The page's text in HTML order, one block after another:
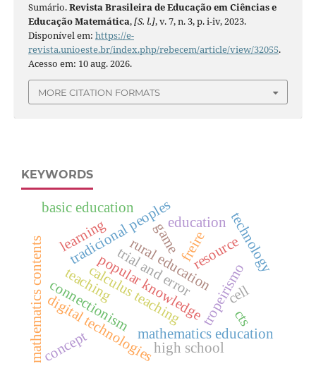
Sumário.Revista Brasileira de Educação em Ciências e
Educação Matemática,[S. l.], v. 7, n. 3, p. i-iv, 2023.
Disponível em: https://e-
revista.unioeste.br/index.php/rebecem/article/view/32055.
Acesso em: 10 aug. 2026.
MORE CITATION FORMATS
KEYWORDS
popular knowledge
tradicional peoples
tropeirismo
rural education
mathematics education
calculus teaching
digital technologies
teaching
concept
game
high school
cell
mathematics contents resourcetechnology
education
basic education
trial and error
connectionism
learning
cts
freire